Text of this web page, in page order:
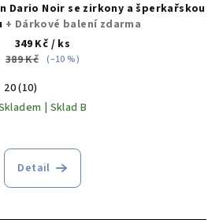
Dario Noir se zirkony a šperkařskou
+ Dárkové balení zdarma
349 Kč / ks
389 Kč (–10 %)
20 (10)
| Sklad B
Detail